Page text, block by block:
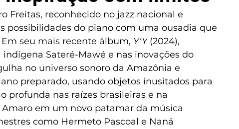
Freitas, reconhecido no jazz nacional e
possibilidades do piano com uma ousadia que
seu mais recente álbum, Y’Y (2024),
Sateré-Mawé e nas inovações do
no universo sonoro da Amazônia e
preparado, usando objetos inusitados para
profunda nas raízes brasileiras e na
em um novo patamar da música
como Hermeto Pascoal e Naná